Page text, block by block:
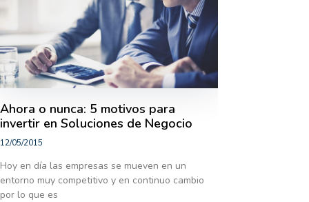
Ahora o nunca: 5 motivos para
invertir en Soluciones de Negocio
12/05/2015
Hoy en día las empresas se mueven en un
entorno muy competitivo y en continuo cambio
por lo que es